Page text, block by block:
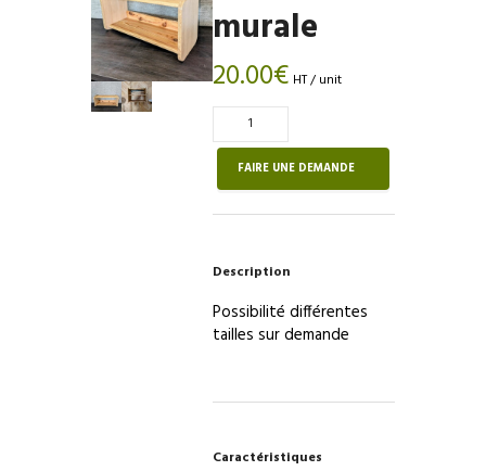
murale
20.00€ HT / unit
Quantité
de
Etagère
murale
FAIRE UNE DEMANDE
Description
Possibilité différentes
tailles sur demande
Caractéristiques